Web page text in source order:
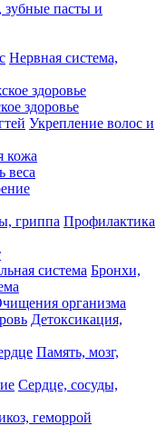
зубные пасты и
Нервная система,
здоровье
здоровье
Укрепление волос и
кожа
веса
Профилактика
Бронхи,
организма
Детоксикация,
Память, мозг,
Сердце, сосуды,
геморрой